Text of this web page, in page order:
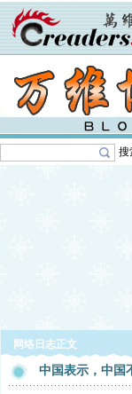
搜
网络日志正文
中国表示，中国